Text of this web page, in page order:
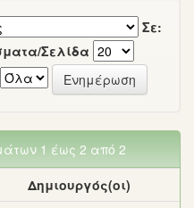
Σε:
Σελίδα
1 έως 2 από 2
Δημιουργός(οι)